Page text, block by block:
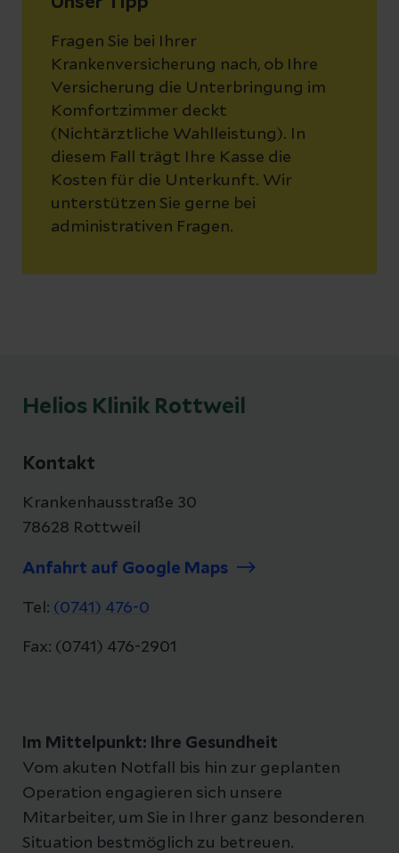
Fragen Sie bei Ihrer
Krankenversicherung nach, ob Ihre
Versicherung die Unterbringung im
Komfortzimmer deckt
(Nichtärztliche Wahlleistung). In
diesem Fall trägt Ihre Kasse die
Kosten für die Unterkunft. Wir
unterstützen Sie gerne bei
administrativen Fragen.
Helios Klinik Rottweil
Kontakt
Krankenhausstraße 30
78628 Rottweil
Anfahrt auf Google Maps
Tel: (0741) 476-0
Fax: (0741) 476-2901
Im Mittelpunkt: Ihre Gesundheit
Vom akuten Notfall bis hin zur geplanten
Operation engagieren sich unsere
Mitarbeiter, um Sie in Ihrer ganz besonderen
Situation bestmöglich zu betreuen.